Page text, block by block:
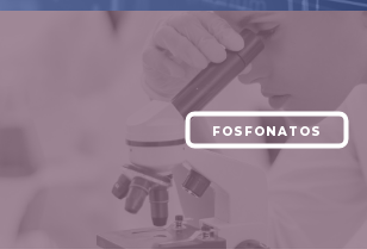
FOSFONATOS